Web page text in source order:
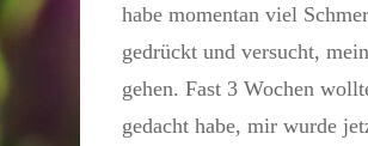
habe momentan viel
gedrückt und versucht,
gehen. Fast 3 Wochen
gedacht habe, mir wurde